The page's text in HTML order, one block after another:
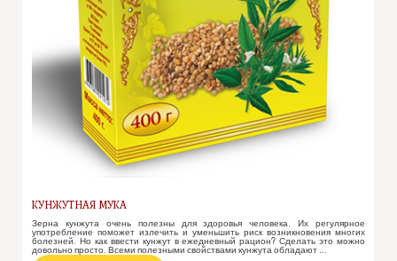
КУНЖУТНАЯ МУКА
Зерна кунжута очень полезны для здоровья человека. Их регулярное
употребление поможет излечить и уменьшить риск возникновения многих
болезней. Но как ввести кунжут в ежедневный рацион? Сделать это можно
довольно просто. Всеми полезными свойствами кунжута обладают …